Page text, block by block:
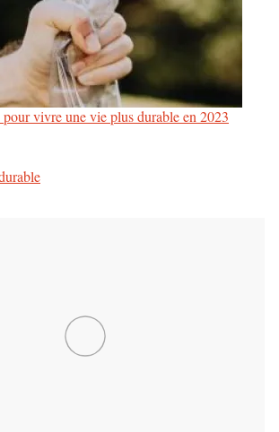
vivre une vie plus durable en 2023